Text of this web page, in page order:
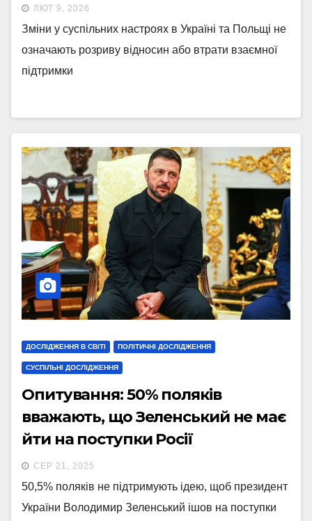
ЛЮТ 9, 2026
Зміни у суспільних настроях в Україні та Польщі не
означають розриву відносин або втрати взаємної
підтримки
ДОСЛІДЖЕННЯ В СВІТІ ПОЛІТИЧНІ ДОСЛІДЖЕННЯ
СУСПІЛЬНІ ДОСЛІДЖЕННЯ
Опитування: 50% поляків
вважають, що Зеленський не має
йти на поступки Росії
СЕР 21, 2025
50,5% поляків не підтримують ідею, щоб президент
України Володимир Зеленський ішов на поступки